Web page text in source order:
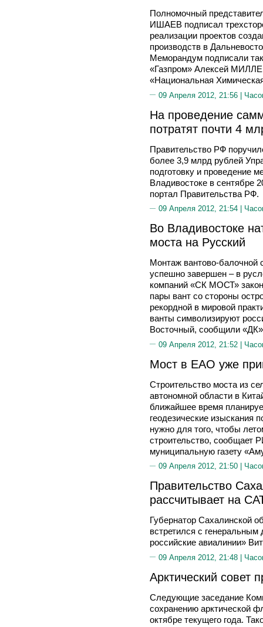
Полномочный
ИШАЕВ подписал
реализации проектов
производств в
Меморандум подписали
«Газпром» Алексей
«Национальная
09 Апреля 2012, 21:56 |
На проведение
потратят почти 4
Правительство РФ
более 3,9 млрд рублей
подготовку и проведение
Владивостоке в сентябре
портал Правительства РФ.
09 Апреля 2012, 21:54 |
Во Владивостоке
моста на Русский
Монтаж вантово-балочной
успешно завершен – в
компаний «СК МОСТ»
пары вант со стороны
рекордной в мировой
ванты символизируют
Восточный, сообщили
09 Апреля 2012, 21:52 |
Мост в ЕАО уже
Строительство моста из
автономной области в
ближайшее время
геодезические изыскания
нужно для того, чтобы
строительство, сообщает
муниципальную газету
09 Апреля 2012, 21:50 |
Правительство
рассчитывает на
Губернатор
встретился с
российские авиалинии»
09 Апреля 2012, 21:48 |
Арктический совет
Следующие заседание
сохранению арктической
октябре текущего года.